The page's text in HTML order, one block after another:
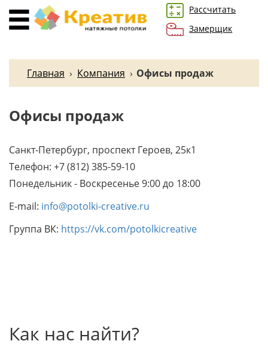
Рассчитать
Замерщик
Главная › Компания › Офисы продаж
Офисы продаж
Санкт-Петербург, проспект Героев, 25к1
Телефон: +7 (812) 385-59-10
Понедельник - Воскресенье 9:00 до 18:00
E-mail: info@potolki-creative.ru
Группа ВК: https://vk.com/potolkicreative
Как нас найти?